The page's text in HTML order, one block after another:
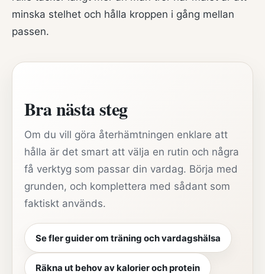
minska stelhet och hålla kroppen i gång mellan
passen.
Bra nästa steg
Om du vill göra återhämtningen enklare att
hålla är det smart att välja en rutin och några
få verktyg som passar din vardag. Börja med
grunden, och komplettera med sådant som
faktiskt används.
Se fler guider om träning och vardagshälsa
Räkna ut behov av kalorier och protein